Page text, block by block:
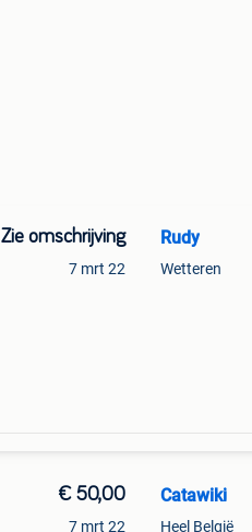
Zie omschrijving
7 mrt 22
Rudy
Wetteren
€ 50,00
7 mrt 22
Catawiki
Heel België